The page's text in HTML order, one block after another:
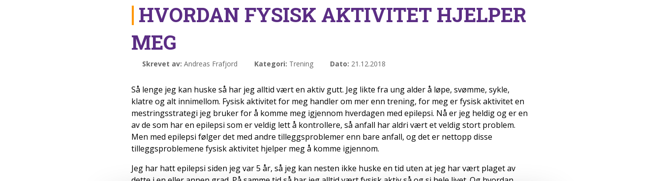
HVORDAN FYSISK AKTIVITET HJELPER
MEG
Skrevet av: Andreas Frafjord Kategori: Trening Dato: 21.12.2018
Så lenge jeg kan huske så har jeg alltid vært en aktiv gutt. Jeg likte fra ung alder å løpe, svømme, sykle,
klatre og alt innimellom. Fysisk aktivitet for meg handler om mer enn trening, for meg er fysisk aktivitet en
mestringsstrategi jeg bruker for å komme meg igjennom hverdagen med epilepsi. Nå er jeg heldig og er en
av de som har en epilepsi som er veldig lett å kontrollere, så anfall har aldri vært et veldig stort problem.
Men med epilepsi følger det med andre tilleggsproblemer enn bare anfall, og det er nettopp disse
tilleggsproblemene fysisk aktivitet hjelper meg å komme igjennom.
Jeg har hatt epilepsi siden jeg var 5 år, så jeg kan nesten ikke huske en tid uten at jeg har vært plaget av